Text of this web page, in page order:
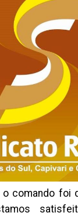
comando foi